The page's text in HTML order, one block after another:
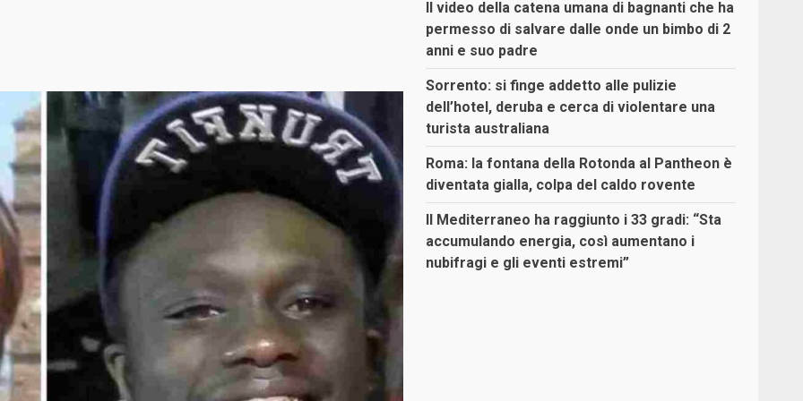
Il video della catena umana di bagnanti che ha
permesso di salvare dalle onde un bimbo di 2
anni e suo padre
Sorrento: si finge addetto alle pulizie
dell’hotel, deruba e cerca di violentare una
turista australiana
Roma: la fontana della Rotonda al Pantheon è
diventata gialla, colpa del caldo rovente
Il Mediterraneo ha raggiunto i 33 gradi: “Sta
accumulando energia, così aumentano i
nubifragi e gli eventi estremi”